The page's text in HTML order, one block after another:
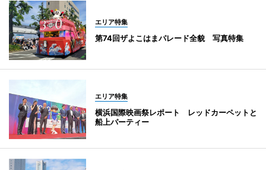
エリア特集
第74回ザよこはまパレード全貌 写真特集
エリア特集
横浜国際映画祭レポート レッドカーペットと
船上パーティー